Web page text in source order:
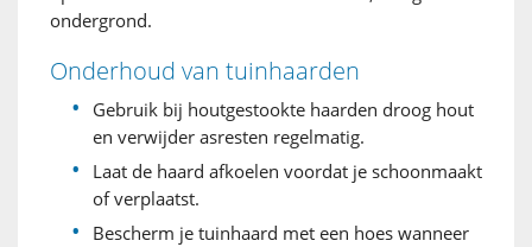
ondergrond.
Onderhoud van tuinhaarden
Gebruik bij houtgestookte haarden droog hout
en verwijder asresten regelmatig.
Laat de haard afkoelen voordat je schoonmaakt
of verplaatst.
Bescherm je tuinhaard met een hoes wanneer